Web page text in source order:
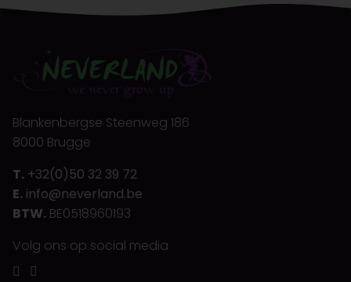
Blankenbergse Steenweg 186
8000 Brugge
T. +32(0)50 32 39 72
E. info@neverland.be
BTW. BE0518960193
Volg ons op social media